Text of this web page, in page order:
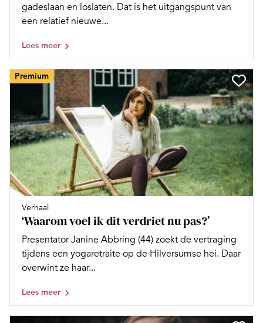
gadeslaan en loslaten. Dat is het uitgangspunt van
een relatief nieuwe...
Lees meer
Premium
Verhaal
‘Waarom voel ik dit verdriet nu pas?’
Presentator Janine Abbring (44) zoekt de vertraging
tijdens een yogaretraite op de Hilversumse hei. Daar
overwint ze haar...
Lees meer